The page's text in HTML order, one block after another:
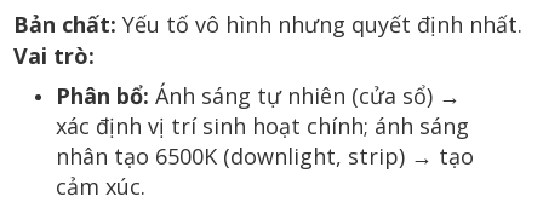
Bản chất: Yếu tố vô hình nhưng quyết định nhất.
Vai trò:
Phân bổ: Ánh sáng tự nhiên (cửa sổ) →
xác định vị trí sinh hoạt chính; ánh sáng
nhân tạo 6500K (downlight, strip) → tạo
cảm xúc.